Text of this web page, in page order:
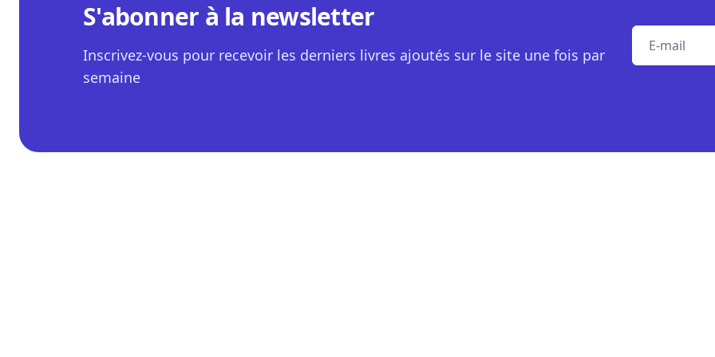
S'abonner à la newsletter
Inscrivez-vous pour recevoir les derniers livres ajoutés sur le site une fois par
semaine
E-mail